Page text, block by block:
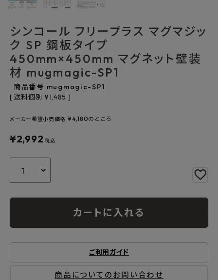
ご利用ガイド
よくあるご質問
お問い合わせ
メルマガ登録
特定商取引法について
プライバシーポリシー
シンコール フリープラス マグマジッ
ク SP 鋼板タイプ
450mm×450mm マグネット壁装
材 mugmagic-SP1
商品番号 mugmagic-SP1
送料個別 ¥1,485
メーカー希望小売価格 ¥4,180のところ
¥2,992 税込
カートに入れる
ご利用ガイド
商品についてのお問い合わせ